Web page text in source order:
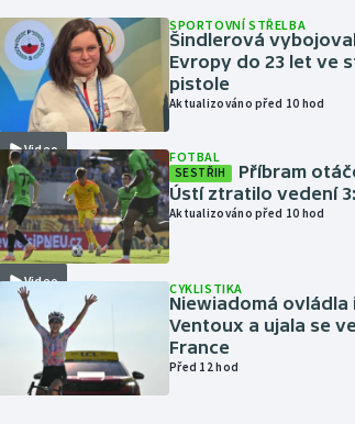
Video
SPORTOVNÍ STŘELBA
Šindlerová
Evropy do 23 let ve
pistole
Aktualizováno před 10 hod
Video
FOTBAL
SESTŘIH
Příbram
Ústí ztratilo vedení
Aktualizováno před 10 hod
CYKLISTIKA
Niewiadomá ovládla
Ventoux a ujala se
France
Před 12 hod